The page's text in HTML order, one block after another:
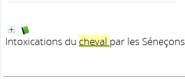
Intoxications du cheval par les Séneçons